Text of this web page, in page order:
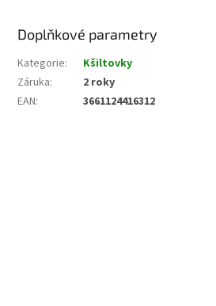
Doplňkové parametry
Kategorie:
Kšiltovky
Záruka:
2 roky
EAN: 3661124416312